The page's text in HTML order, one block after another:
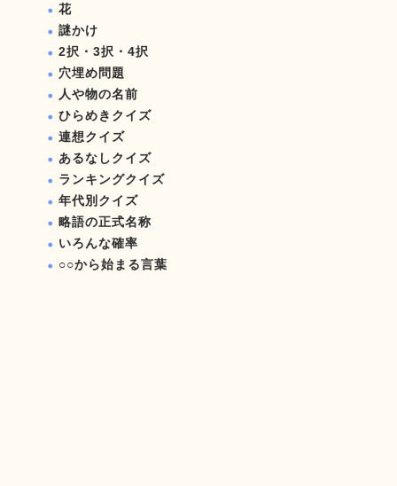
花
謎かけ
2択・3択・4択
穴埋め問題
人や物の名前
ひらめきクイズ
連想クイズ
あるなしクイズ
ランキングクイズ
年代別クイズ
略語の正式名称
いろんな確率
○○から始まる言葉